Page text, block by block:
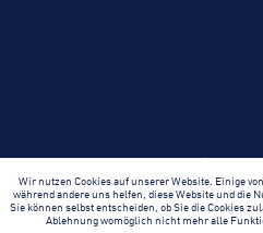
T+49 9736 42 0|E
Wir nutzen Cookies auf unserer Website. Einige
während andere uns helfen, diese Website und die
Sie können selbst entscheiden, ob Sie die Cookies
Ablehnung womöglich nicht mehr alle